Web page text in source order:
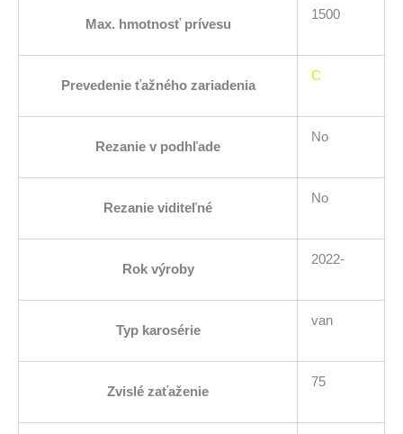
Max. hmotnosť prívesu
1500
Prevedenie ťažného zariadenia
C
Rezanie v podhľade
No
Rezanie viditeľné
No
Rok výroby
2022-
Typ karosérie
van
Zvislé zaťaženie
75